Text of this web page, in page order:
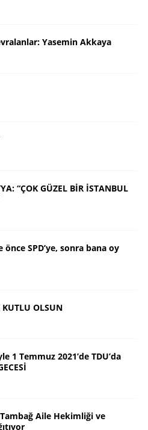
Yasemin Akkaya
“ÇOK GÜZEL BİR İSTANBUL
önce SPD’ye, sonra bana oy
OLSUN
1 Temmuz 2021’de TDU’da
Aile Hekimliği ve